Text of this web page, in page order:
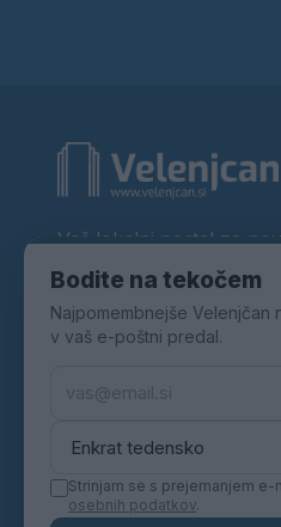
Vaš lokalni portal za
okolice. Aktualne
Povezujemo Velenje.
Bodite na tekočem
Najpomembnejše Velenjčan
v vaš e-poštni predal.
Strinjam se s prejemanjem e-
osebnih podatkov.